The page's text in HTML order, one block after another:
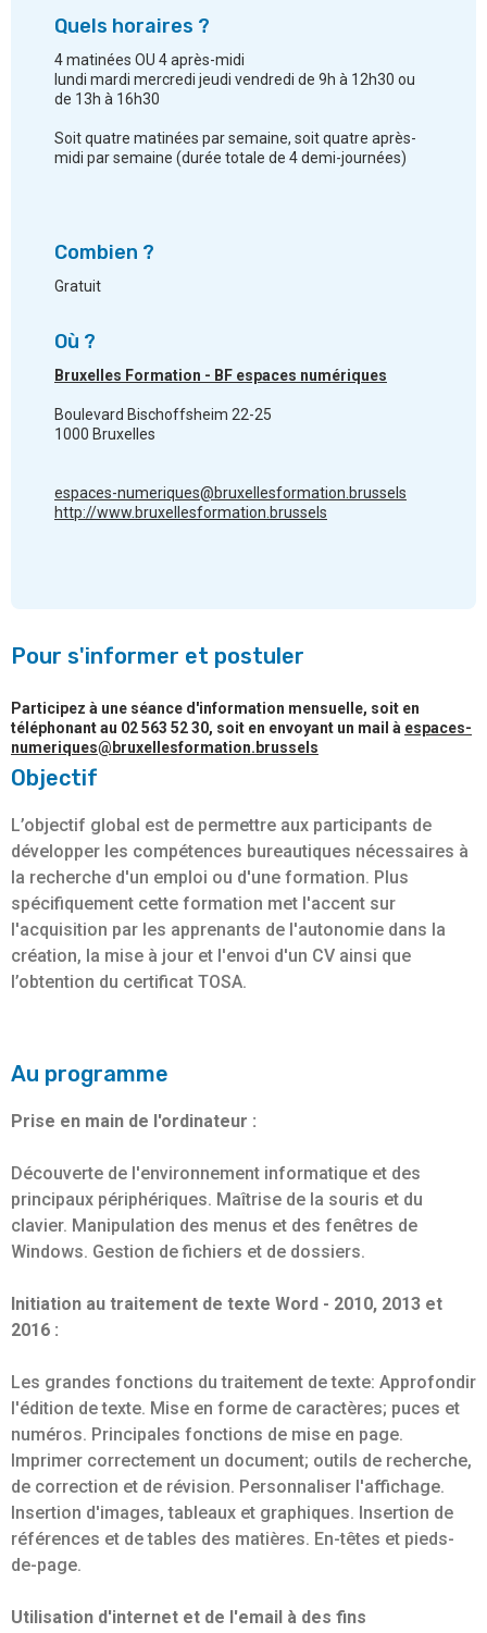
Objectif
L’objectif global est de permettre aux participants de
développer les compétences bureautiques nécessaires à
la recherche d'un emploi ou d'une formation. Plus
spécifiquement cette formation met l'accent sur
l'acquisition par les apprenants de l'autonomie dans la
création, la mise à jour et l'envoi d'un CV ainsi que
l’obtention du certificat TOSA.
Au programme
Prise en main de l'ordinateur :
Découverte de l'environnement informatique et des
principaux périphériques. Maîtrise de la souris et du
clavier. Manipulation des menus et des fenêtres de
Windows. Gestion de fichiers et de dossiers.
Initiation au traitement de texte Word - 2010, 2013 et
2016 :
Les grandes fonctions du traitement de texte: Approfondir
l'édition de texte. Mise en forme de caractères; puces et
numéros. Principales fonctions de mise en page.
Imprimer correctement un document; outils de recherche,
de correction et de révision. Personnaliser l'affichage.
Insertion d'images, tableaux et graphiques. Insertion de
références et de tables des matières. En-têtes et pieds-
de-page.
Utilisation d'internet et de l'email à des fins
Quels horaires ?
4 matinées OU 4 après-midi
lundi mardi mercredi jeudi vendredi de 9h à 12h30 ou
de 13h à 16h30
Soit quatre matinées par semaine, soit quatre après-
midi par semaine (durée totale de 4 demi-journées)
Combien ?
Gratuit
Où ?
Bruxelles Formation - BF espaces numériques
Boulevard Bischoffsheim 22-25
1000 Bruxelles
espaces-numeriques@bruxellesformation.brussels
http://www.bruxellesformation.brussels
Pour s'informer et postuler
Participez à une séance d'information mensuelle, soit en
téléphonant au 02 563 52 30, soit en envoyant un mail à espaces-
numeriques@bruxellesformation.brussels